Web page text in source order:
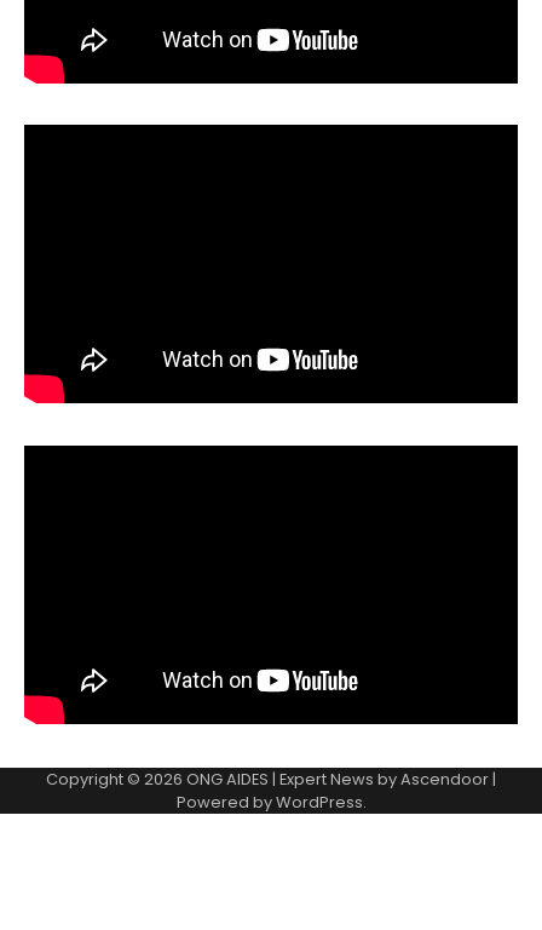
Copyright © 2026 ONG AIDES | Expert News byAscendoor|
Powered byWordPress.